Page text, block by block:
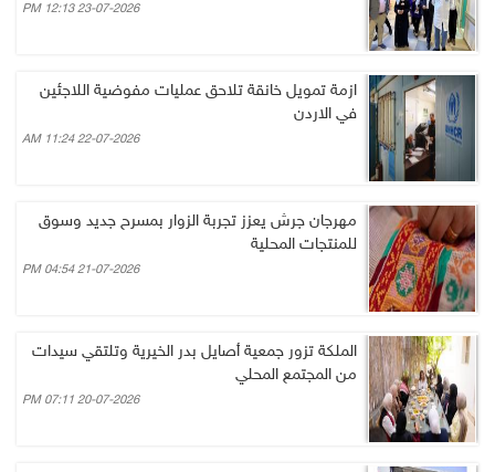
23-07-2026 12:13 PM
ازمة تمويل خانقة تلاحق عمليات مفوضية اللاجئين
في الاردن
22-07-2026 11:24 AM
مهرجان جرش يعزز تجربة الزوار بمسرح جديد وسوق
للمنتجات المحلية
21-07-2026 04:54 PM
الملكة تزور جمعية أصايل بدر الخيرية وتلتقي سيدات
من المجتمع المحلي
20-07-2026 07:11 PM